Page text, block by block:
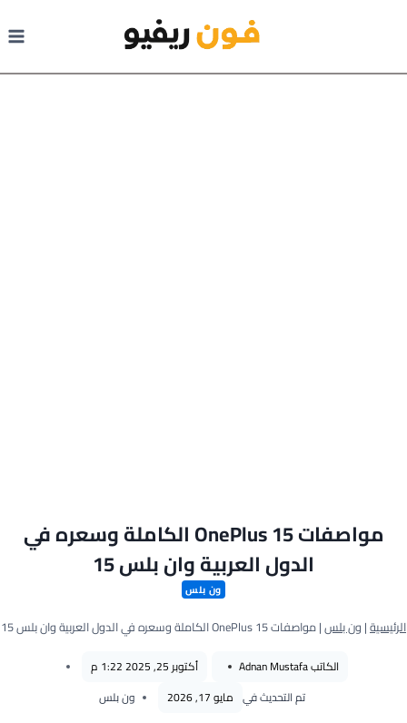
مواصفات OnePlus 15 الكاملة وسعره في
الدول العربية وان بلس 15
ون بلس
الرئيسية| ون بلس|مواصفات OnePlus 15 الكاملة وسعره في الدول العربية وان بلس 15
الكاتبAdnan Mustafa
أكتوبر 25, 2025 1:22 م
تم التحديث في مايو 17, 2026 ون بلس